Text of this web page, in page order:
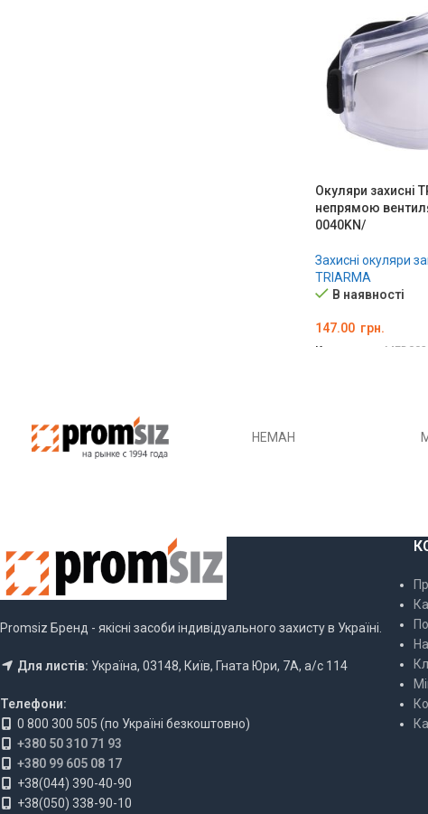
Окуляри захисні
непрямою
0040KN/
Захисні окуляри
TRIARMA
В наявності
147.00 грн.
Код товару:
НЕМАН
Promsiz Бренд - якісні засоби індивідуального захисту в Україні.
Для листів: Україна, 03148, Київ, Гната Юри, 7А, а/с 114
Телефони:
0 800 300 505 (по Україні безкоштовно)
+380 50 310 71 93
+380 99 605 08 17
+38(044) 390-40-90
+38(050) 338-90-10